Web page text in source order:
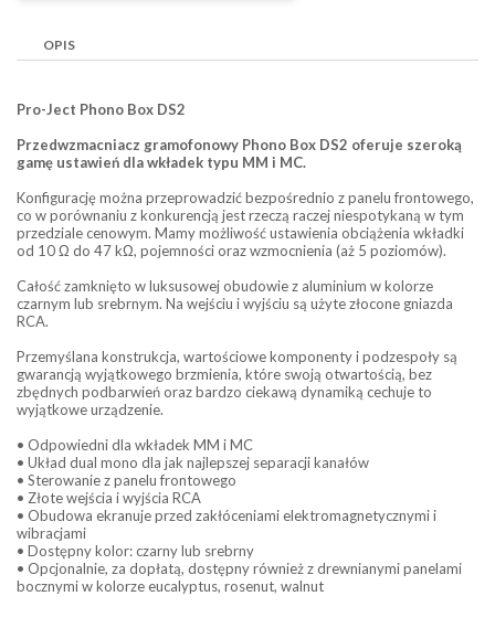
OPIS
Pro-Ject Phono Box DS2
Przedwzmacniacz gramofonowy Phono Box DS2 oferuje szeroką
gamę ustawień dla wkładek typu MM i MC.
Konfigurację można przeprowadzić bezpośrednio z panelu frontowego,
co w porównaniu z konkurencją jest rzeczą raczej niespotykaną w tym
przedziale cenowym. Mamy możliwość ustawienia obciążenia wkładki
od 10 Ω do 47 kΩ, pojemności oraz wzmocnienia (aż 5 poziomów).
Całość zamknięto w luksusowej obudowie z aluminium w kolorze
czarnym lub srebrnym. Na wejściu i wyjściu są użyte złocone gniazda
RCA.
Przemyślana konstrukcja, wartościowe komponenty i podzespoły są
gwarancją wyjątkowego brzmienia, które swoją otwartością, bez
zbędnych podbarwień oraz bardzo ciekawą dynamiką cechuje to
wyjątkowe urządzenie.
• Odpowiedni dla wkładek MM i MC
• Układ dual mono dla jak najlepszej separacji kanałów
• Sterowanie z panelu frontowego
• Złote wejścia i wyjścia RCA
• Obudowa ekranuje przed zakłóceniami elektromagnetycznymi i
wibracjami
• Dostępny kolor: czarny lub srebrny
• Opcjonalnie, za dopłatą, dostępny również z drewnianymi panelami
bocznymi w kolorze eucalyptus, rosenut, walnut